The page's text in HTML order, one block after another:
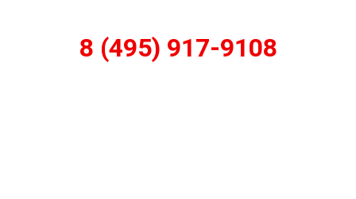
8 (495) 917-9108